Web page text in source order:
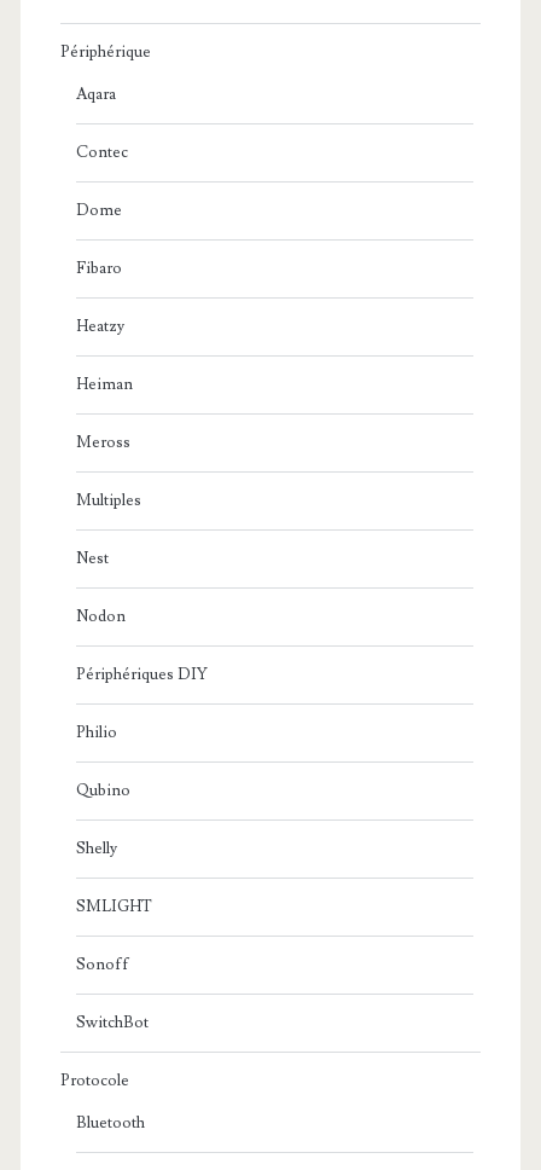
Périphérique
Aqara
Contec
Dome
Fibaro
Heatzy
Heiman
Meross
Multiples
Nest
Nodon
Périphériques DIY
Philio
Qubino
Shelly
SMLIGHT
Sonoff
SwitchBot
Protocole
Bluetooth